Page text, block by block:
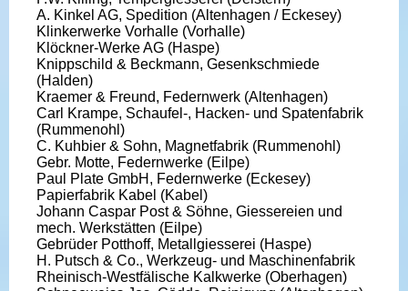
A. Kinkel AG, Spedition (Altenhagen / Eckesey)
Klinkerwerke Vorhalle (Vorhalle)
Klöckner-Werke AG (Haspe)
Knippschild & Beckmann, Gesenkschmiede
(Halden)
Kraemer & Freund, Federnwerk (Altenhagen)
Carl Krampe, Schaufel-, Hacken- und Spatenfabrik
(Rummenohl)
C. Kuhbier & Sohn, Magnetfabrik (Rummenohl)
Gebr. Motte, Federnwerke (Eilpe)
Paul Plate GmbH, Federnwerke (Eckesey)
Papierfabrik Kabel (Kabel)
Johann Caspar Post & Söhne, Giessereien und
mech. Werkstätten (Eilpe)
Gebrüder Potthoff, Metallgiesserei (Haspe)
H. Putsch & Co., Werkzeug- und Maschinenfabrik
Rheinisch-Westfälische Kalkwerke (Oberhagen)